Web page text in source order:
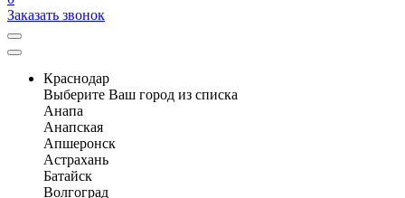
Заказать звонок
Краснодар
Выберите Ваш город из списка
Анапа
Анапская
Апшеронск
Астрахань
Батайск
Волгоград